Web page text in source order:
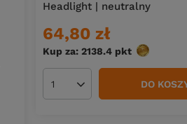
Headlight | neutralny
64,80 zł
Kup za: 2138.4 pkt punktów
Ilość produktów DO